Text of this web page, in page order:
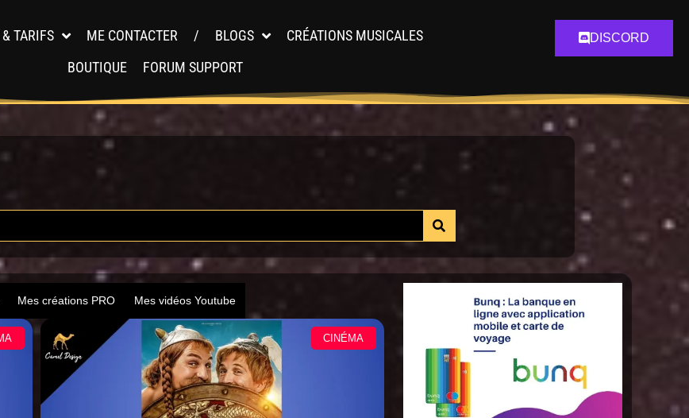
TARIFS ME CONTACTER / BLOGS
CRÉATIONS MUSICALES
BOUTIQUE
FORUM SUPPORT
DISCORD
Mes créations PRO Mes vidéos Youtube
CINÉMA